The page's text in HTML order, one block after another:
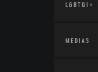
LGBTQI+
MÉDIAS